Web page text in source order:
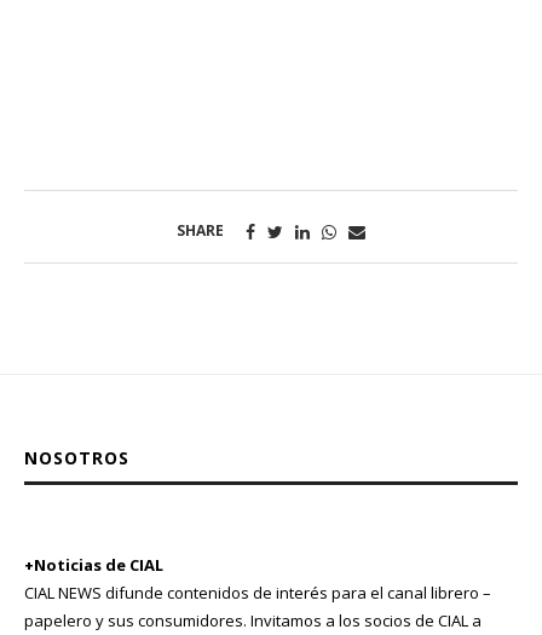
SHARE
NOSOTROS
+Noticias de CIAL
CIAL NEWS difunde contenidos de interés para el canal librero –
papelero y sus consumidores. Invitamos a los socios de CIAL a